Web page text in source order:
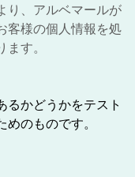
り、アルベマールが
客様の個人情報を処
す。
るかどうかをテスト
のものです。